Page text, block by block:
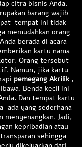
citra bisnis Anda.
barang wajib
tempat ini tidak
memudahkan orang
berada di acara
kartu nama
Orang tersebut
Namun, jika kartu
pemegang Akrilik ,
Benda kecil ini
Dan tempat kartu
yang sederhana
menyenangkan. Jadi,
kepribadian atau
sehingga